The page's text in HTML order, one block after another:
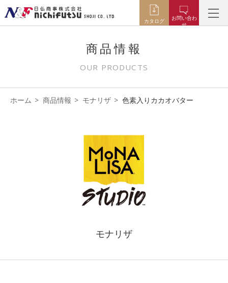
カタログ
お問い合わ
せ
商品情報
OUR PRODUCTS
ホーム 商品情報 モナリザ 色素入りカカオバター
モナリザ